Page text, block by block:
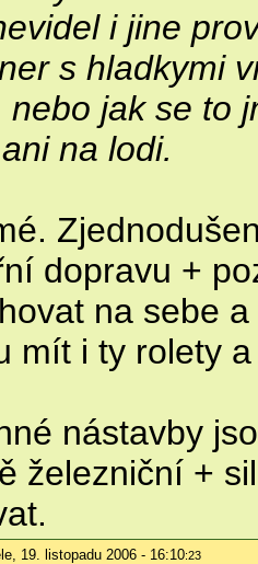
i jine
s hladkymi
nebo jak se to
na lodi.
dopravu +
na sebe
mít i ty rolety
nástavby
železniční +
19. listopadu 2006 - 16:10:23